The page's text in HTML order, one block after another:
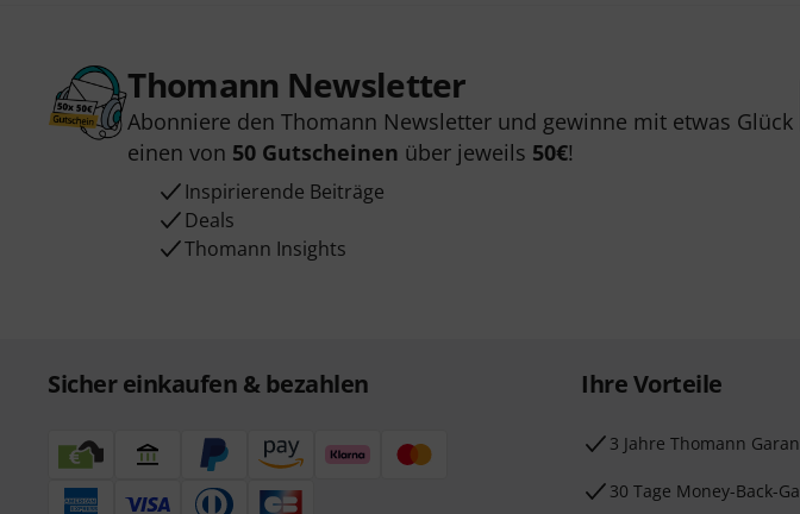
Thomann Newsletter
Abonniere den Thomann Newsletter und gewinne mit etwas Glück
einen von 50 Gutscheinen über jeweils 50€!
Inspirierende Beiträge
Deals
Thomann Insights
Sicher einkaufen & bezahlen Ihre Vorteile
3 Jahre Thomann
30 Tage Money-Back-